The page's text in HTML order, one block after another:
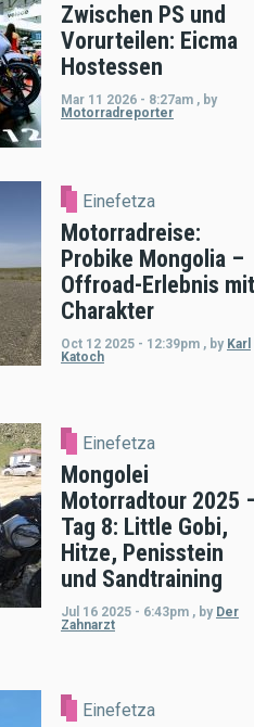
Zwischen PS und
Vorurteilen: Eicma
Hostessen
Mar 11 2026 - 8:27am , by
Motorradreporter
Einefetza
Motorradreise:
Probike Mongolia –
Offroad-Erlebnis mit
Charakter
Oct 12 2025 - 12:39pm , by Karl
Katoch
Einefetza
Mongolei
Motorradtour 2025
Tag 8: Little Gobi,
Hitze, Penisstein
und Sandtraining
Jul 16 2025 - 6:43pm , by Der
Zahnarzt
Einefetza